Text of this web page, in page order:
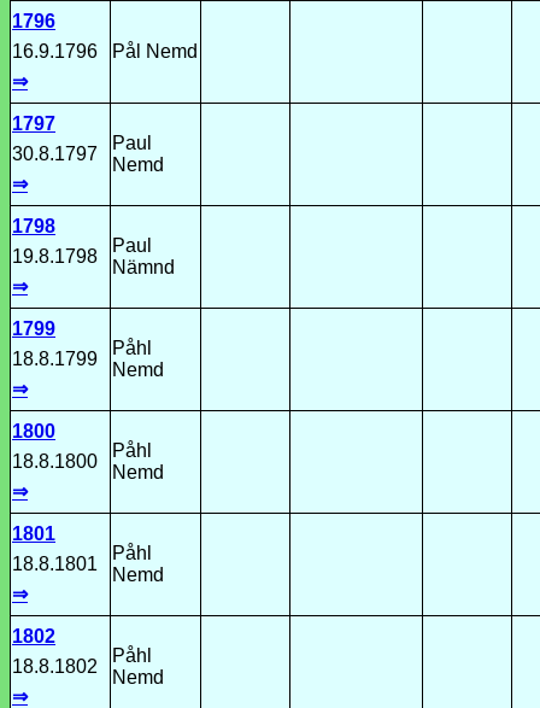
1796
16.9.1796
⇒
Pål Nemd
1797
30.8.1797
⇒
Paul
Nemd
1798
19.8.1798
⇒
Paul
Nämnd
1799
18.8.1799
⇒
Påhl
Nemd
1800
18.8.1800
⇒
Påhl
Nemd
1801
18.8.1801
⇒
Påhl
Nemd
1802
18.8.1802
⇒
Påhl
Nemd